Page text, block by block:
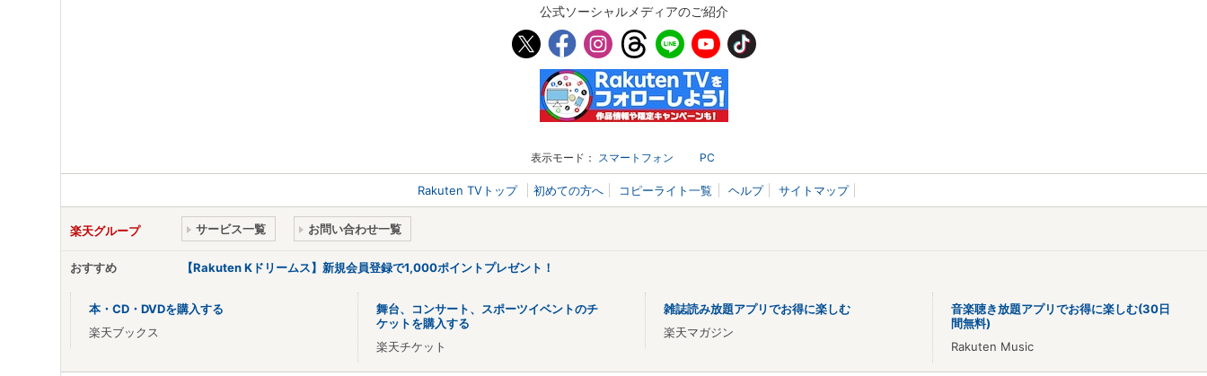
公式ソーシャルメディアのご紹介
表示モード： スマートフォン PC
Rakuten TVトップ 初めての方へ コピーライト一覧 ヘルプ サイトマップ
楽天グループ サービス一覧 お問い合わせ一覧
おすすめ 【Rakuten Kドリームス】新規会員登録で1,000ポイントプレゼント！
本・CD・DVDを購入する
楽天ブックス
舞台、コンサート、スポーツイベントのチ
ケットを購入する
楽天チケット
雑誌読み放題アプリでお得に楽しむ
楽天マガジン
音楽聴き放題アプリでお得に楽しむ(30日
間無料)
Rakuten Music